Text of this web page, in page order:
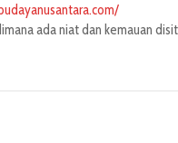
ada niat dan kemauan